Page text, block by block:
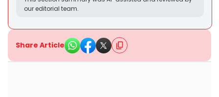
our editorial team.
Share Article